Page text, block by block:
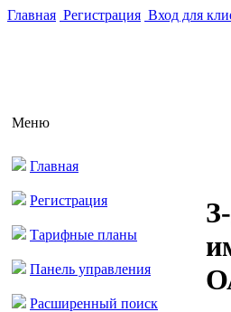
Главная Регистрация Вход для
Меню
Главная
Регистрация
Тарифные планы
Панель управления
Расширенный поиск